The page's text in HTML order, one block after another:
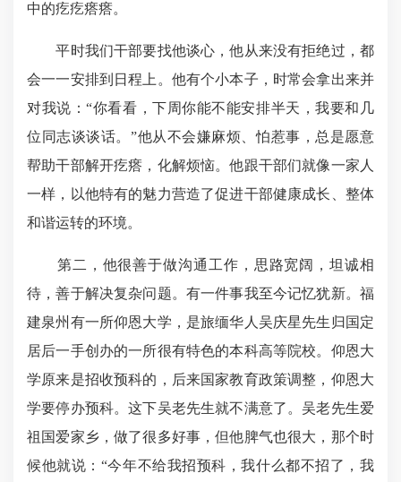
中的疙疙瘩瘩。
平时我们干部要找他谈心，他从来没有拒绝过，都
会一一安排到日程上。他有个小本子，时常会拿出来并
对我说：“你看看，下周你能不能安排半天，我要和几
位同志谈谈话。”他从不会嫌麻烦、怕惹事，总是愿意
帮助干部解开疙瘩，化解烦恼。他跟干部们就像一家人
一样，以他特有的魅力营造了促进干部健康成长、整体
和谐运转的环境。
第二，他很善于做沟通工作，思路宽阔，坦诚相
待，善于解决复杂问题。有一件事我至今记忆犹新。福
建泉州有一所仰恩大学，是旅缅华人吴庆星先生归国定
居后一手创办的一所很有特色的本科高等院校。仰恩大
学原来是招收预科的，后来国家教育政策调整，仰恩大
学要停办预科。这下吴老先生就不满意了。吴老先生爱
祖国爱家乡，做了很多好事，但他脾气也很大，那个时
候他就说：“今年不给我招预科，我什么都不招了，我